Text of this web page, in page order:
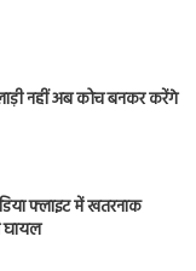
नहीं अब कोच बनकर करेंगे
फ्लाइट में खतरनाक
घायल